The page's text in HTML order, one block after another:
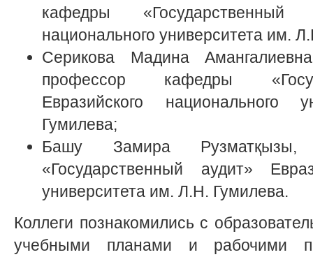
кафедры «Государственный
национального университета им.
Серикова Мадина
профессор кафедры
Евразийского
Гумилева;
Башу Замира Рузматқызы,
«Государственный аудит»
университета им. Л.Н. Гумилева.
Коллеги познакомились с
учебными планами и рабочими